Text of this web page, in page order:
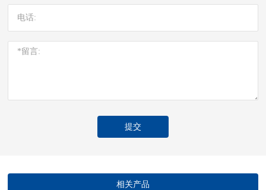
提交
相关产品